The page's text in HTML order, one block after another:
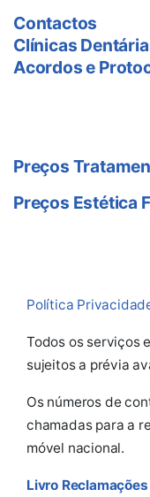
Contactos
Clínicas
Acordos e
Preços
Preços Estética
Política
Todos os serviços
sujeitos a prévia
Os números de
chamadas para a
móvel nacional.
Livro Reclamações